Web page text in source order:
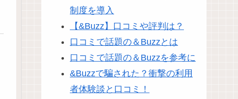
制度を導入
【&Buzz】口コミや評判は？
口コミで話題の＆Buzzとは
口コミで話題の＆Buzzを参考に
&Buzzで騙された？衝撃の利用
者体験談と口コミ！